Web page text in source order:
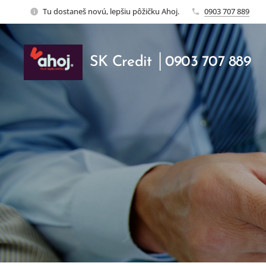
Tu dostaneš novú, lepšiu pôžičku Ahoj. 0903 707 889
SK Credit │0903 707 889